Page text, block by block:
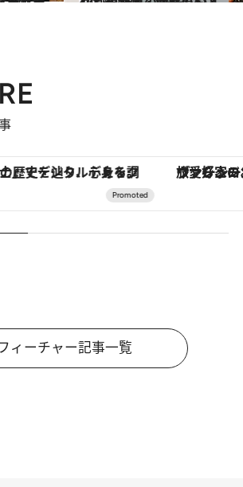
シーズ・オートマティック」。旅愛好家のお気に入りコレクションから、ジェンダーレスな新作が登場
ィーチャー記事一覧